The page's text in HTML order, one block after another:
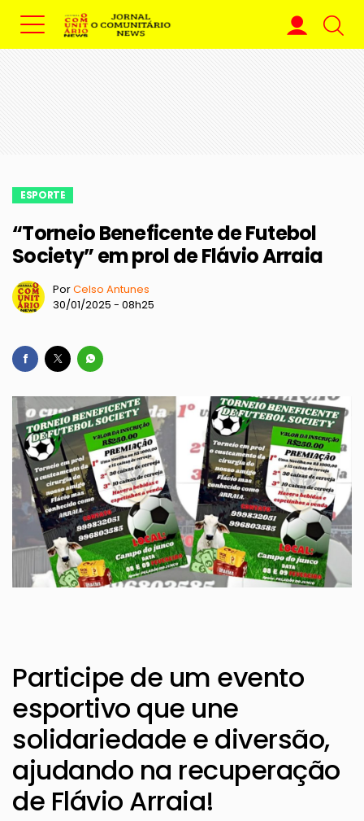
ESPORTE
“Torneio Beneficente de Futebol
Society” em prol de Flávio Arraia
PorCelso Antunes
30/01/2025 - 08h25
Participe de um evento
esportivo que une
solidariedade e diversão,
ajudando na recuperação
de Flávio Arraia!